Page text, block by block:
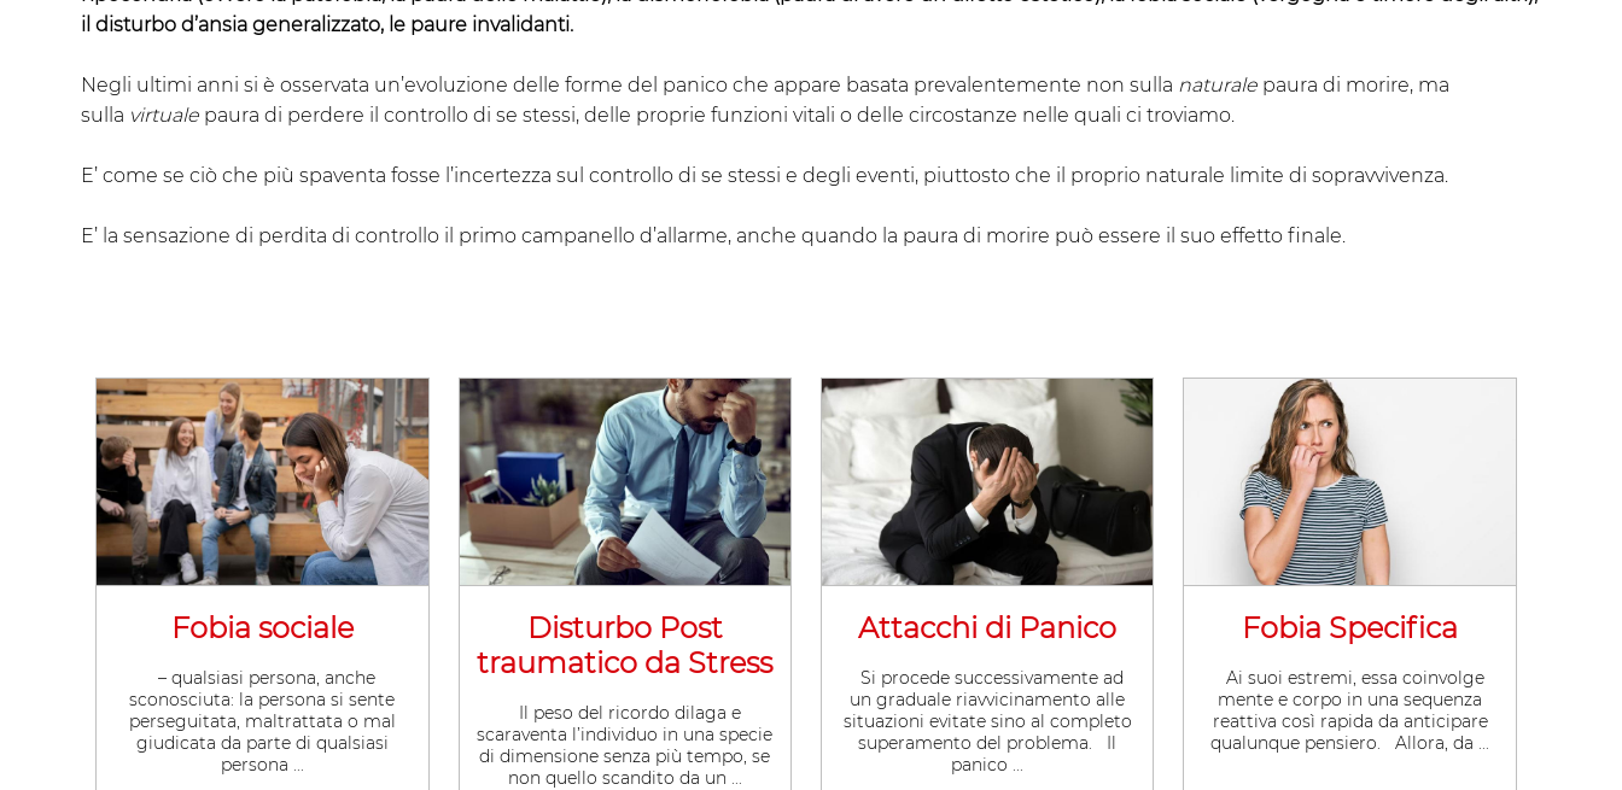
il disturbo d’ansia generalizzato, le paure invalidanti.
Negli ultimi anni si è osservata un’evoluzione delle forme del panico che appare basata prevalentemente non sulla naturale paura di morire, ma
sulla virtuale paura di perdere il controllo di se stessi, delle proprie funzioni vitali o delle circostanze nelle quali ci troviamo.
E’ come se ciò che più spaventa fosse l’incertezza sul controllo di se stessi e degli eventi, piuttosto che il proprio naturale limite di sopravvivenza.
E’ la sensazione di perdita di controllo il primo campanello d’allarme, anche quando la paura di morire può essere il suo effetto finale.
Fobia sociale
– qualsiasi persona, anche
sconosciuta: la persona si sente
perseguitata, maltrattata o mal
giudicata da parte di qualsiasi
persona ...
Disturbo Post
traumatico da Stress
Il peso del ricordo dilaga e
scaraventa l’individuo in una specie
di dimensione senza più tempo, se
non quello scandito da un ...
Attacchi di Panico
Si procede successivamente ad
un graduale riavvicinamento alle
situazioni evitate sino al completo
superamento del problema. Il
panico ...
Fobia Specifica
Ai suoi estremi, essa coinvolge
mente e corpo in una sequenza
reattiva così rapida da anticipare
qualunque pensiero. Allora, da ...